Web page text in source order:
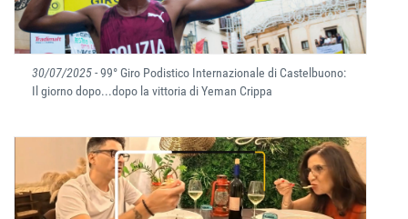
30/07/2025- 99° Giro Podistico Internazionale di Castelbuono:
Il giorno dopo...dopo la vittoria di Yeman Crippa